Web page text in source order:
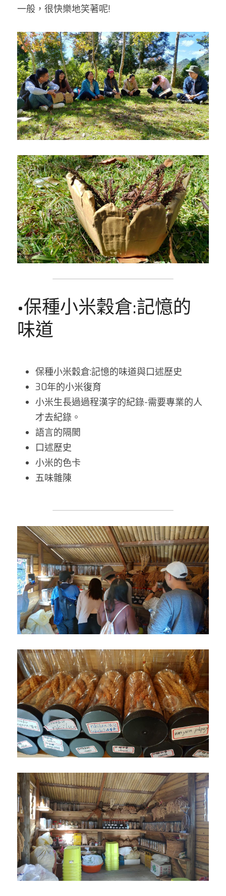
一般，很快樂地笑著呢!
•保種小米穀倉:記憶的
味道
保種小米穀倉:記憶的味道與口述歷史
30年的小米復育
小米生長過過程漢字的紀錄-需要專業的人
才去紀錄。
語言的隔閡
口述歷史
小米的色卡
五味雜陳